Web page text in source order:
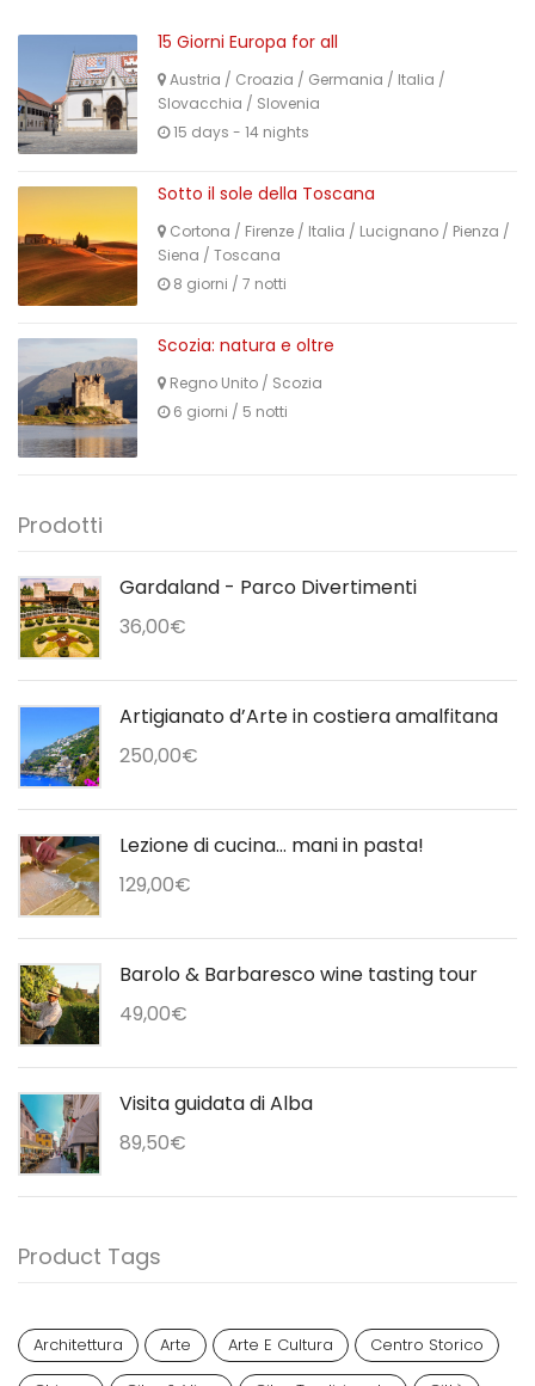
15 Giorni Europa for all
Austria / Croazia / Germania / Italia /
Slovacchia / Slovenia
15 days - 14 nights
Sotto il sole della Toscana
Cortona / Firenze / Italia / Lucignano / Pienza /
Siena / Toscana
8 giorni / 7 notti
Scozia: natura e oltre
Regno Unito / Scozia
6 giorni / 5 notti
Prodotti
Gardaland - Parco Divertimenti
36,00€
Artigianato d’Arte in costiera amalfitana
250,00€
Lezione di cucina... mani in pasta!
129,00€
Barolo & Barbaresco wine tasting tour
49,00€
Visita guidata di Alba
89,50€
Product Tags
Architettura Arte Arte E Cultura
Centro Storico